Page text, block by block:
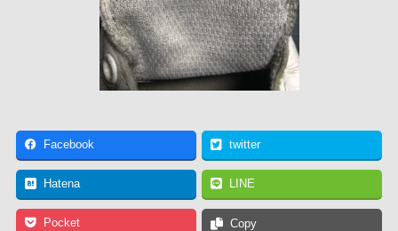
Facebook twitter
Hatena LINE
Pocket Copy